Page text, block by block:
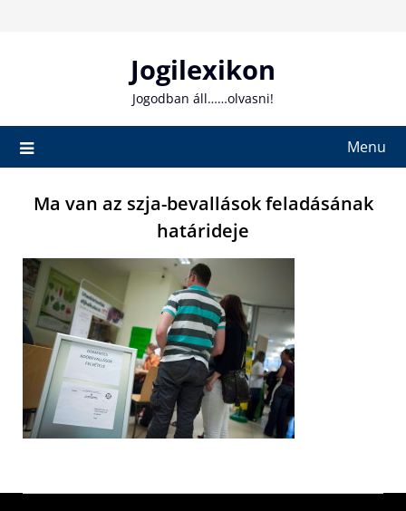
Jogilexikon
Jogodban áll……olvasni!
Menu
Ma van az szja-bevallások feladásának
határideje